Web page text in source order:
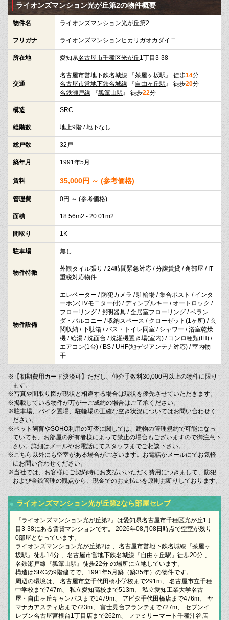
ライオンズマンション光が丘第2の物件概要
物件名 ライオンズマンション光が丘第2
フリガナ ライオンズマンションヒカリガオカダイニ
所在地 愛知県名古屋市千種区光が丘1丁目3-38
交通
名古屋市営地下鉄名城線 『茶屋ヶ坂駅 』 徒歩14分
名古屋市営地下鉄名城線 『自由ヶ丘駅 』 徒歩20分
名鉄瀬戸線 『瓢箪山駅 』 徒歩22分
構造 SRC
総階数 地上9階 / 地下なし
総戸数 32戸
築年月 1991年5月
賃料 35,000円 ～ (参考価格)
管理費 0円 ～ (参考価格)
面積 18.56m2 - 20.01m2
間取り 1K
駐車場 無し
物件特徴
外観タイル張り / 24時間緊急対応 / 分譲賃貸 / 角部屋 / IT
重税対応物件
物件設備
エレベーター / 防犯カメラ / 駐輪場 / 集合ポスト / インタ
ーホン(TVモニター付) / ディンブルキー / オートロック /
フローリング / 照明器具 / 全居室フローリング / ベラン
ダ・バルコニー / 収納スペース / クローゼット(1ヶ所) / 玄
関収納 / 下駄箱 / バス・トイレ同室 / シャワー / 浴室乾燥
機 / 給湯 / 洗面台 / 洗濯機置き場(室内) / コンロ種類(IH) /
エアコン(1台) / BS / UHF(地デジアンテナ対応) / 室内物
干
※【初期費用カード決済可】ただし、仲介手数料30,000円以上の物件に限り
ます。
※写真や間取り図が現状と相違する場合は現状を優先させていただきます。
※掲載している物件が万が一ご成約の場合はご了承ください。
※駐車場、バイク置場、駐輪場の正確な空き状況についてはお問い合わせく
ださい。
※ペット飼育やSOHO利用の可否に関しては、建物の管理規約で可能になっ
ていても、お部屋の所有者様によって禁止の場合もございますので御注意下
さい。詳細はメールやお電話にてスタッフまでご相談下さい。
※こちら以外にも空室がある場合がございます。お電話かメールにてお気軽
にお問い合わせください。
※当社では、お客様にご契約時にお支払いいただく費用につきまして、防犯
および金銭管理の観点から、現金でのお支払いを原則お断りしております。
ライオンズマンション光が丘第2なら部屋セレブ
『ライオンズマンション光が丘第2』は愛知県名古屋市千種区光が丘1丁
目3-38にある賃貸マンションです。 2026年08月08日時点で空室が残り
0部屋となっています。
ライオンズマンション光が丘第2は 、名古屋市営地下鉄名城線『茶屋ヶ
坂駅』徒歩14分 、名古屋市営地下鉄名城線『自由ヶ丘駅』徒歩20分 、
名鉄瀬戸線『瓢箪山駅』徒歩22分 の場所に立地しています。
構造はSRCの9階建てで、1991年5月築（築35年）の物件です。
周辺の環境は、 名古屋市立千代田橋小学校まで291m、 名古屋市立千種
中学校まで747m、 私立愛知高校まで513m、 私立愛知工業大学名古
屋・自由ヶ丘キャンパスまで1479m、 アピタ千代田橋店まで476m、 ヤ
マナカアスティ店まで723m、 富士見台フランテまで727m、 セブンイ
レブン名古屋宮根台1丁目店まで262m、 ファミリーマート千種汁谷店